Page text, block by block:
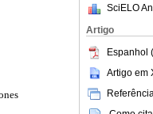
SciELO
Artigo
Espanhol
Artigo em